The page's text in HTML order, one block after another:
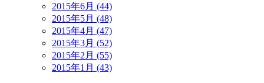
2015年6月 (44)
2015年5月 (48)
2015年4月 (47)
2015年3月 (52)
2015年2月 (55)
2015年1月 (43)